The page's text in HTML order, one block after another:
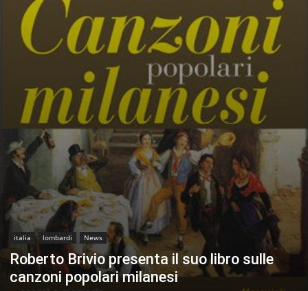
italia lombardi News
Roberto Brivio presenta il suo libro sulle
canzoni popolari milanesi